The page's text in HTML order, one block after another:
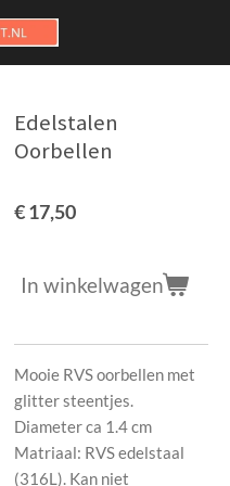
Edelstalen
Oorbellen
€ 17,50
In winkelwagen
Mooie RVS oorbellen met
glitter steentjes.
Diameter ca 1.4 cm
Matriaal: RVS edelstaal
(316L). Kan niet